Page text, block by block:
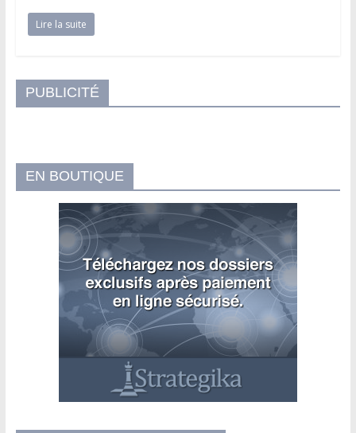
Lire la suite
PUBLICITÉ
EN BOUTIQUE